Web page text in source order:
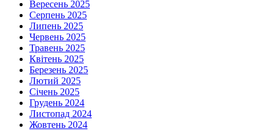
Вересень 2025
Серпень 2025
Липень 2025
Червень 2025
Травень 2025
Квітень 2025
Березень 2025
Лютий 2025
Січень 2025
Грудень 2024
Листопад 2024
Жовтень 2024